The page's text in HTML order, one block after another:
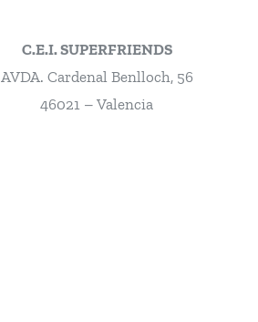
C.E.I. SUPERFRIENDS
AVDA. Cardenal Benlloch, 56
46021 – Valencia